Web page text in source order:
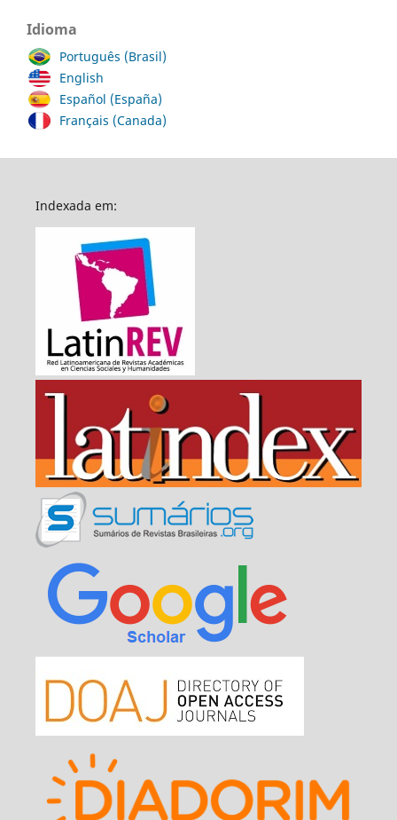
Idioma
Português (Brasil)
English
Español (España)
Français (Canada)
Indexada em: